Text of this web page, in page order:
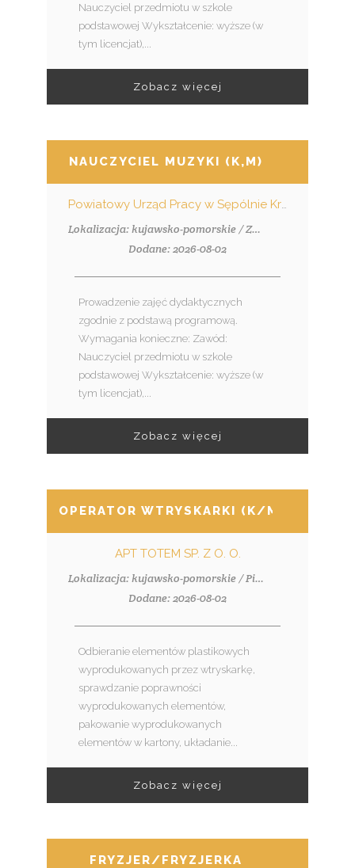
Nauczyciel przedmiotu w szkole
podstawowej Wykształcenie: wyższe (w
tym licencjat),...
Zobacz więcej
NAUCZYCIEL MUZYKI (K,M)
Powiatowy Urząd Pracy w Sępólnie Krajeńskim
Lokalizacja: kujawsko-pomorskie / Zalesie (pow. nakielski, gm. Szubin), Zalesie
Dodane: 2026-08-02
Prowadzenie zajęć dydaktycznych
zgodnie z podstawą programową.
Wymagania konieczne: Zawód:
Nauczyciel przedmiotu w szkole
podstawowej Wykształcenie: wyższe (w
tym licencjat),...
Zobacz więcej
OPERATOR WTRYSKARKI (K/M)
APT TOTEM SP. Z O. O.
Lokalizacja: kujawsko-pomorskie / Piotrków Kujawski
Dodane: 2026-08-02
Odbieranie elementów plastikowych
wyprodukowanych przez wtryskarkę,
sprawdzanie poprawności
wyprodukowanych elementów,
pakowanie wyprodukowanych
elementów w kartony, układanie...
Zobacz więcej
FRYZJER/FRYZJERKA